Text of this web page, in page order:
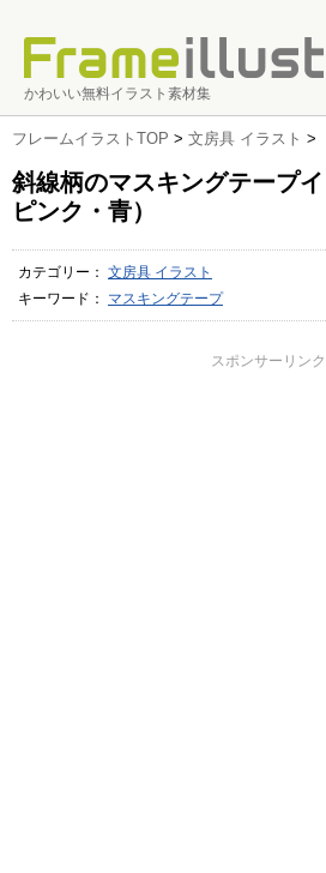
かわいい無料イラスト素材集
フレームイラストTOP > 文房具 イラスト >
斜線柄のマスキングテープ
ピンク・青）
カテゴリー： 文房具 イラスト
キーワード： マスキングテープ
スポンサーリンク